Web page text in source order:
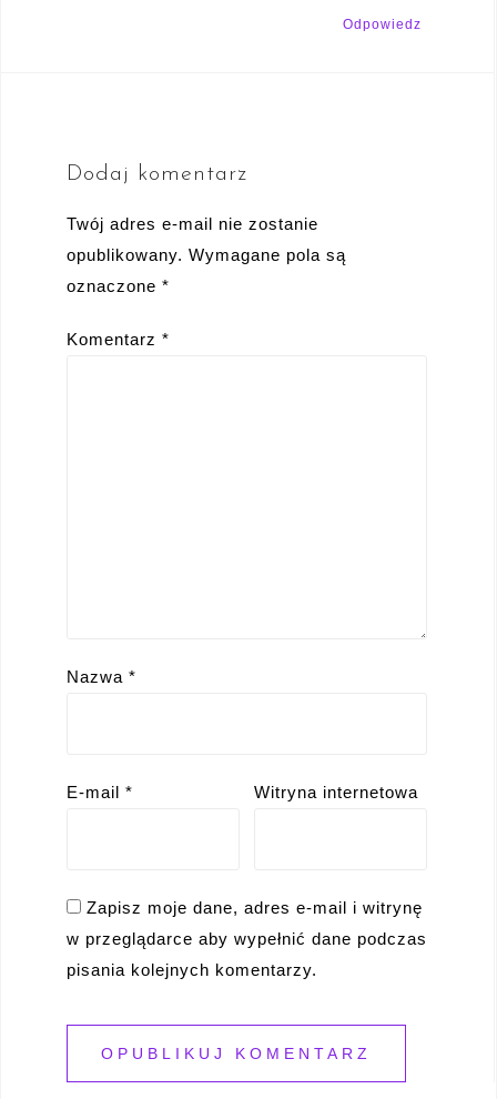
Odpowiedz
Dodaj komentarz
Twój adres e-mail nie zostanie
opublikowany. Wymagane pola są
oznaczone *
Komentarz *
Nazwa *
E-mail * Witryna internetowa
Zapisz moje dane, adres e-mail i witrynę
w przeglądarce aby wypełnić dane podczas
pisania kolejnych komentarzy.